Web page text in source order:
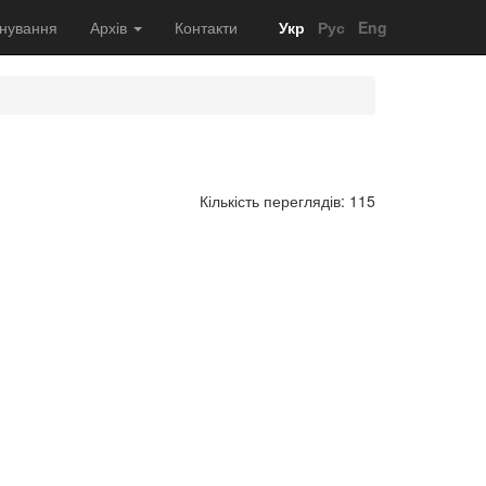
Архів Контакти Укр Рус Eng
Кількість переглядів: 115